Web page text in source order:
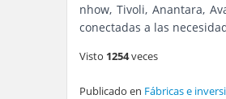
nhow, Tivoli, Anantara,
conectadas a las
Visto 1254veces
Publicado en Fábricas e